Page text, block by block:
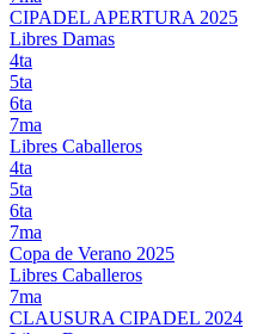
CIPADEL APERTURA 2025
Libres Damas
4ta
5ta
6ta
7ma
Libres Caballeros
4ta
5ta
6ta
7ma
Copa de Verano 2025
Libres Caballeros
7ma
CLAUSURA CIPADEL 2024